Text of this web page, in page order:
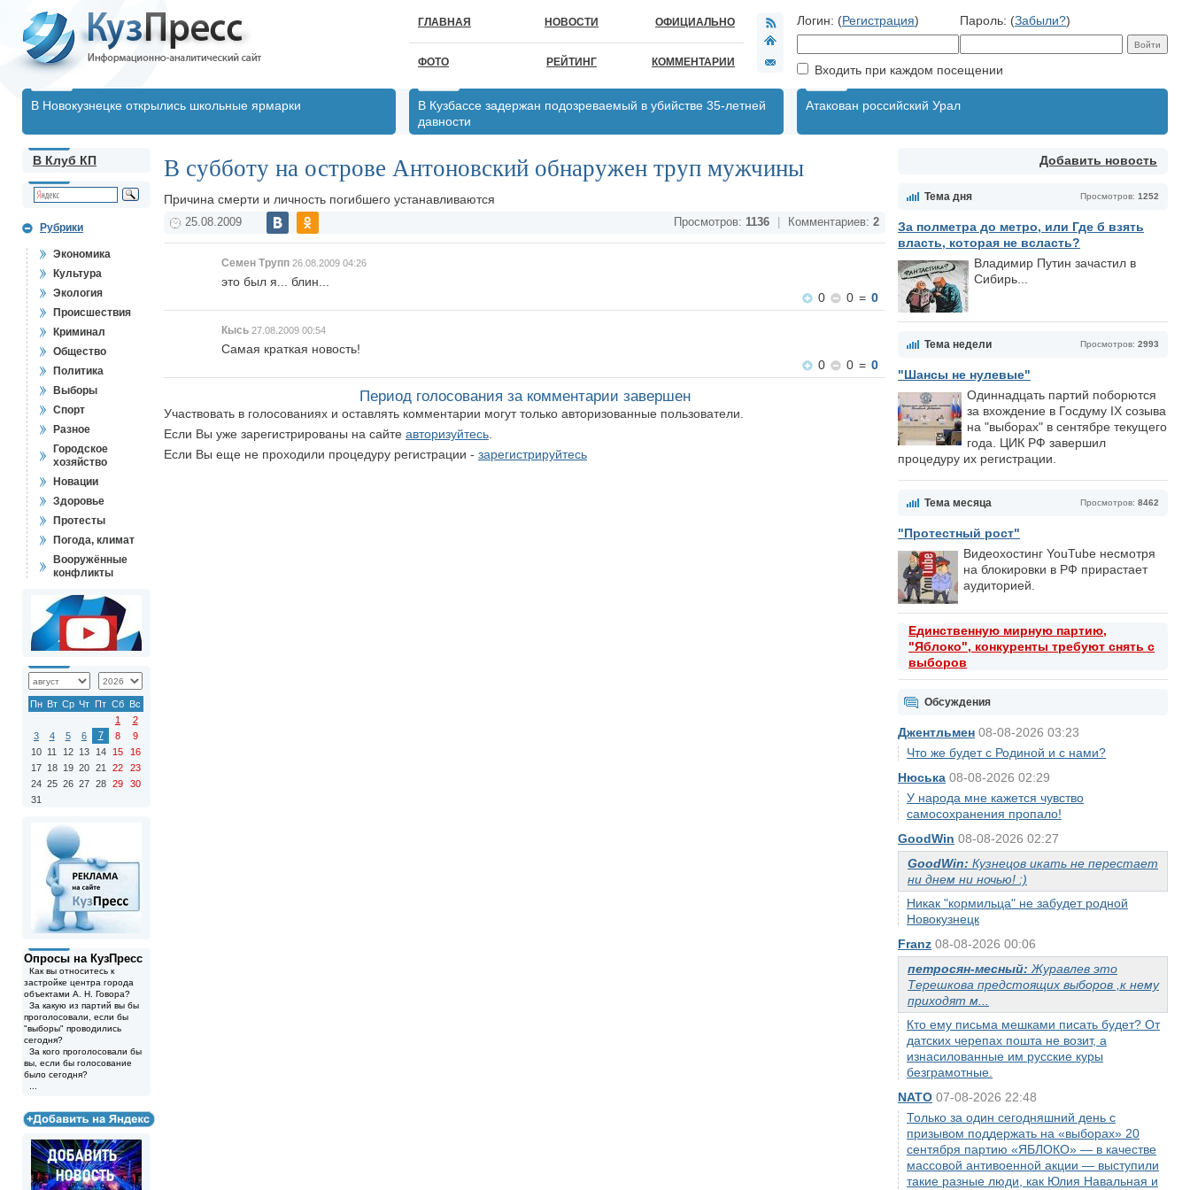
ГЛАВНАЯ НОВОСТИ ОФИЦИАЛЬНО
ФОТО РЕЙТИНГ КОММЕНТАРИИ
Логин: (Регистрация) Пароль: (Забыли?)
Входить при каждом посещении
В Новокузнецке открылись школьные ярмарки
В Кузбассе задержан подозреваемый в убийстве 35-летней
давности
Атакован российский Урал
Добавить новость
Просмотров: 1252
Тема дня
За полметра до метро, или Где б взять
власть, которая не всласть?
Владимир Путин зачастил в
Сибирь...
Просмотров: 2993
Тема недели
"Шансы не нулевые"
Одиннадцать партий поборются
за вхождение в Госдуму IX созыва
на "выборах" в сентябре текущего
года. ЦИК РФ завершил
процедуру их регистрации.
Просмотров: 8462
Тема месяца
"Протестный рост"
Видеохостинг YouTube несмотря
на блокировки в РФ прирастает
аудиторией.
Единственную мирную партию,
"Яблоко", конкуренты требуют снять с
выборов
Обсуждения
Джентльмен 08-08-2026 03:23
Что же будет с Родиной и с нами?
Нюська 08-08-2026 02:29
У народа мне кажется чувство
самосохранения пропало!
GoodWin 08-08-2026 02:27
GoodWin: Кузнецов икать не перестает
ни днем ни ночью! :)
Никак "кормильца" не забудет родной
Новокузнецк
Franz 08-08-2026 00:06
петросян-месный: Журавлев это
Терешкова предстоящих выборов ,к нему
приходят м...
Кто ему письма мешками писать будет? От
датских черепах пошта не возит, а
изнасилованные им русские куры
безграмотные.
NATO 07-08-2026 22:48
Только за один сегодняшний день с
призывом поддержать на «выборах» 20
сентября партию «ЯБЛОКО» — в качестве
массовой антивоенной акции — выступили
такие разные люди, как Юлия Навальная и
В Клуб КП
Рубрики
Экономика
Культура
Экология
Происшествия
Криминал
Общество
Политика
Выборы
Спорт
Разное
Городское
хозяйство
Новации
Здоровье
Протесты
Погода, климат
Вооружённые
конфликты
Пн Вт Ср Чт Пт Сб Вс
1
2
3
4 5 6 7 8
9
10 11 12 13 14 15
16
17 18 19 20 21 22
23
24 25 26 27 28 29
30
31
Опросы на КузПресс
Как вы относитесь к
застройке центра города
объектами А. Н. Говора?
За какую из партий вы бы
проголосовали, если бы
"выборы" проводились
сегодня?
За кого проголосовали бы
вы, если бы голосование
было сегодня?
В субботу на острове Антоновский обнаружен труп мужчины
Причина смерти и личность погибшего устанавливаются
25.08.2009 Просмотров: 1136 Комментариев: 2
Семен Трупп 26.08.2009 04:26
это был я... блин...
0
0 = 0
Кысь 27.08.2009 00:54
Самая краткая новость!
0
0 = 0
Период голосования за комментарии завершен
Участвовать в голосованиях и оставлять комментарии могут только авторизованные пользователи.
Если Вы уже зарегистрированы на сайте авторизуйтесь
Если Вы еще не проходили процедуру регистрации - зарегистрируйтесь